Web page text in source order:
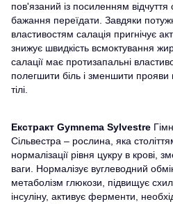
пов'язаний із посиленням
бажання переїдати. Завдяки
властивостям салація пригнічує
знижує швидкість всмоктування
салації має протизапальні
полегшити біль і зменшити
тілі.
Екстракт Gymnema Sylvestre
Сільвестра – рослина, яка
нормалізації рівня цукру в крові,
ваги. Нормалізує вуглеводний
метаболізм глюкози, підвищує
інсуліну, активує ферменти,